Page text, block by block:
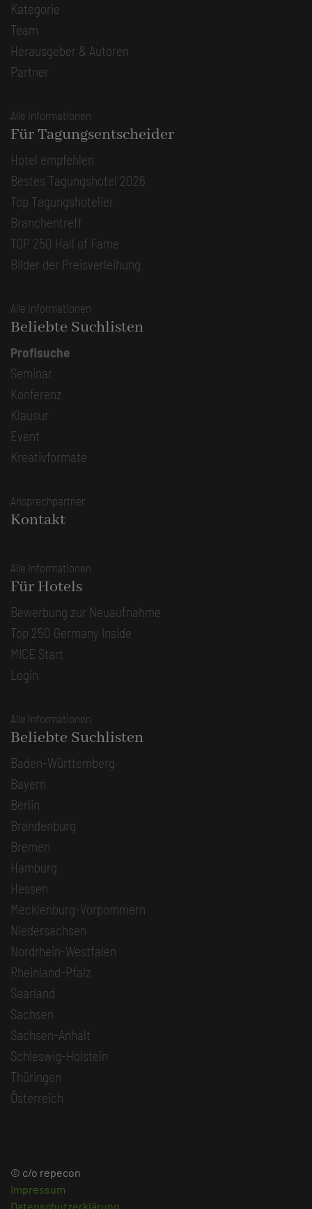
Kategorie
Team
Herausgeber & Autoren
Partner
Alle Informationen
Für Tagungsentscheider
Hotel empfehlen
Bestes Tagungshotel 2026
Top Tagungshotelier
Branchentreff
TOP 250 Hall of Fame
Bilder der Preisverleihung
Alle Informationen
Beliebte Suchlisten
Profisuche
Seminar
Konferenz
Klausur
Event
Kreativformate
Ansprechpartner
Kontakt
Alle Informationen
Für Hotels
Bewerbung zur Neuaufnahme
Top 250 Germany Inside
MICE Start
Login
Alle Informationen
Beliebte Suchlisten
Baden-Württemberg
Bayern
Berlin
Brandenburg
Bremen
Hamburg
Hessen
Mecklenburg-Vorpommern
Niedersachsen
Nordrhein-Westfalen
Rheinland-Pfalz
Saarland
Sachsen
Sachsen-Anhalt
Schleswig-Holstein
Thüringen
Österreich
© c/o repecon
Impressum
Datenschutzerklärung